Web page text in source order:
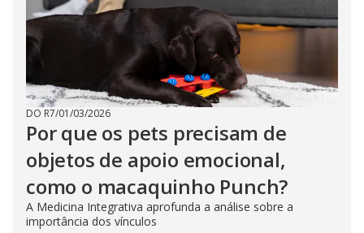
DO R7/01/03/2026
Por que os pets precisam de
objetos de apoio emocional,
como o macaquinho Punch?
A Medicina Integrativa aprofunda a análise sobre a
importância dos vínculos